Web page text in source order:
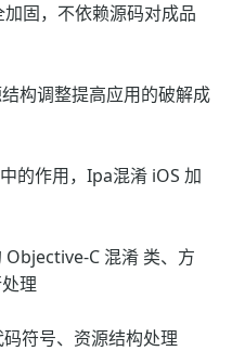
固，不依赖源码对成品
构调整提高应用的破解成
的作用，Ipa混淆 iOS 加
Objective-C 混淆 类、方
理
符号、资源结构处理